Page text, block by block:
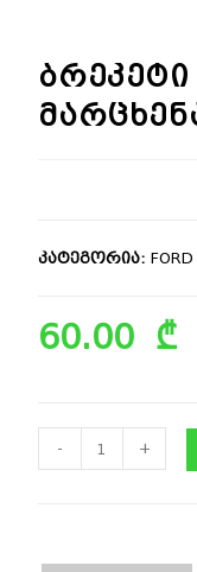
კატეგორია:
60.00 ₾
- +